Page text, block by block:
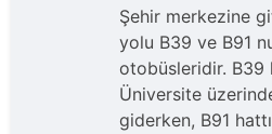
Şehir merkezine
yolu B39 ve B91
otobüsleridir. B39
Üniversite
giderken, B91